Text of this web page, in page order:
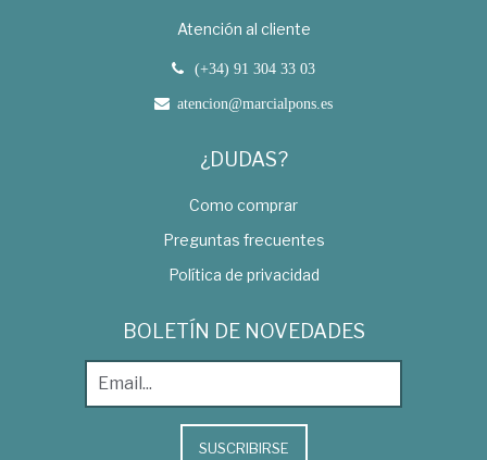
Atención al cliente
(+34) 91 304 33 03
atencion@marcialpons.es
¿DUDAS?
Como comprar
Preguntas frecuentes
Política de privacidad
BOLETÍN DE NOVEDADES
SUSCRIBIRSE